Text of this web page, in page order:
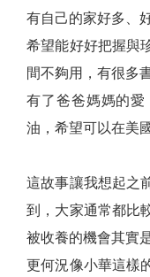
有自己的家好多、
希望能好好把握與
間不夠用，有很多
有了爸爸媽媽的
油，希望可以在美
這故事讓我想起之
到，大家通常都比
被收養的機會其實
更何況像小華這樣